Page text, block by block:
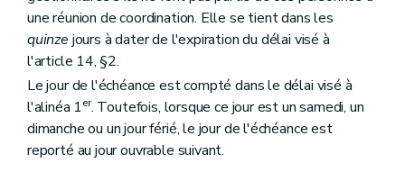
une réunion de coordination. Elle se tient dans les
quinze jours à dater de l'expiration du délai visé à
l'article 14, §2.
Le jour de l'échéance est compté dans le délai visé à
l'alinéa 1er. Toutefois, lorsque ce jour est un samedi, un
dimanche ou un jour férié, le jour de l'échéance est
reporté au jour ouvrable suivant.